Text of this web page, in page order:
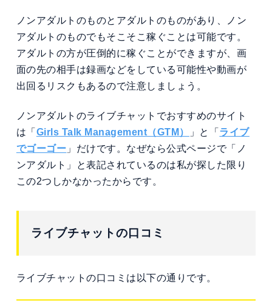
ノンアダルトのものとアダルトのものがあり、ノン
アダルトのものでもそこそこ稼ぐことは可能です。
アダルトの方が圧倒的に稼ぐことができますが、画
面の先の相手は録画などをしている可能性や動画が
出回るリスクもあるので注意しましょう。
ノンアダルトのライブチャットでおすすめのサイト
は「 Girls Talk Management（GTM） 」と「 ライブ
でゴーゴー 」だけです。なぜなら公式ページで「ノ
ンアダルト」と表記されているのは私が探した限り
この2つしかなかったからです。
ライブチャットの口コミ
ライブチャットの口コミは以下の通りです。